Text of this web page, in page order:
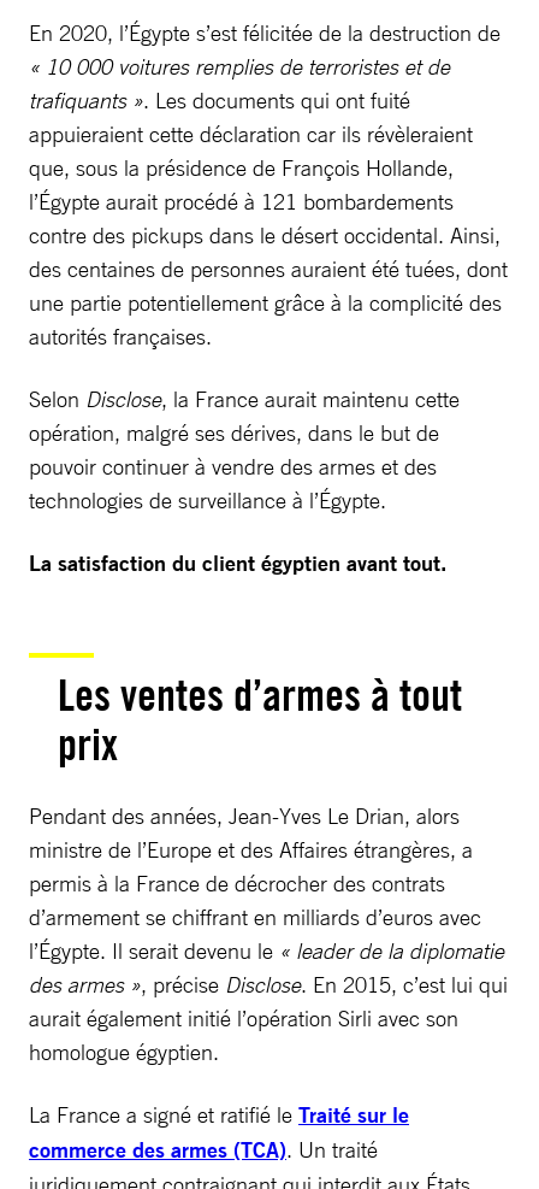
En 2020, l’Égypte s’est félicitée de la destruction de
« 10 000 voitures remplies de terroristes et de
trafiquants ». Les documents qui ont fuité
appuieraient cette déclaration car ils révèleraient
que, sous la présidence de François Hollande,
l’Égypte aurait procédé à 121 bombardements
contre des pickups dans le désert occidental. Ainsi,
des centaines de personnes auraient été tuées, dont
une partie potentiellement grâce à la complicité des
autorités françaises.
Selon Disclose, la France aurait maintenu cette
opération, malgré ses dérives, dans le but de
pouvoir continuer à vendre des armes et des
technologies de surveillance à l’Égypte.
La satisfaction du client égyptien avant tout.
Les ventes d’armes à tout
prix
Pendant des années, Jean-Yves Le Drian, alors
ministre de l’Europe et des Affaires étrangères, a
permis à la France de décrocher des contrats
d’armement se chiffrant en milliards d’euros avec
l’Égypte. Il serait devenu le « leader de la diplomatie
des armes », précise Disclose. En 2015, c’est lui qui
aurait également initié l’opération Sirli avec son
homologue égyptien.
La France a signé et ratifié le Traité sur le
commerce des armes (TCA). Un traité